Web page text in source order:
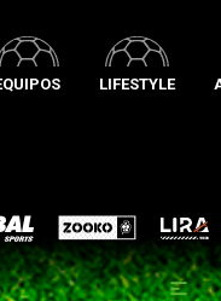
LIFESTYLE
Zooko Lira
